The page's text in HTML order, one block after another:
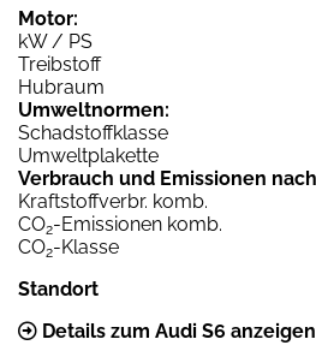
Motor:
kW / PS
Treibstoff
Hubraum
Umweltnormen:
Schadstoffklasse
Umweltplakette
Verbrauch und Emissionen nach
Kraftstoffverbr. komb.
CO2-Emissionen komb.
CO2-Klasse
Standort
Details zum Audi S6 anzeigen